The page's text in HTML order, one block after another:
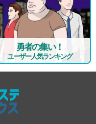
勇者の集い！
ユーザー人気ランキング